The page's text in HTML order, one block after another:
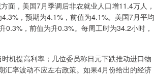
，美国7月季调后非农就业人口增11.4万人，
，预期为4.1%，前值为4.1%。美国7月平均
，前值为升0.3%。每周工时为34.2小时，
机提高利率；几位委员称日元下跌推动进口物
率波动不应左右政策。如果4月份给出的经济